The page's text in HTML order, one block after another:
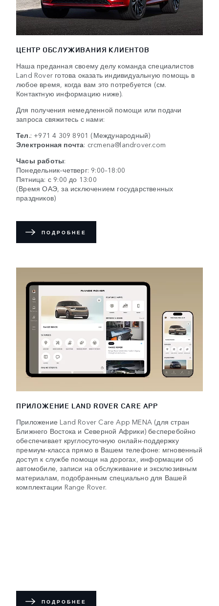
ЦЕНТР ОБСЛУЖИВАНИЯ КЛИЕНТОВ
Наша преданная своему делу команда специалистов
Land Rover готова оказать индивидуальную помощь в
любое время, когда вам это потребуется (см.
Контактную информацию ниже).
Для получения немедленной помощи или подачи
запроса свяжитесь с нами:
Тел.:+971 4 309 8901 (Международный)
Электронная почта: crcmena@landrover.com
Часы работы:
Понедельник–четверг: 9:00–18:00
Пятница: с 9:00 до 13:00
(Время ОАЭ, за исключением государственных
праздников)
ПОДРОБНЕЕ
ПРИЛОЖЕНИЕ LAND ROVER CARE APP
Приложение Land Rover Care App MENA (для стран
Ближнего Востока и Северной Африки) бесперебойно
обеспечивает круглосуточную онлайн-поддержку
премиум-класса прямо в Вашем телефоне: мгновенный
доступ к службе помощи на дорогах, информации об
автомобиле, записи на обслуживание и эксклюзивным
материалам, подобранным специально для Вашей
комплектации Range Rover.
ПОДРОБНЕЕ